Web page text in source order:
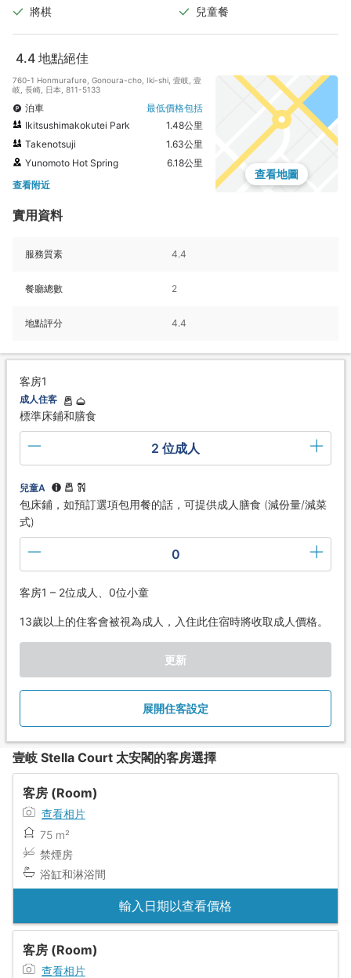
將棋
兒童餐
4.4 地點絕佳
760-1 Honmurafure, Gonoura-cho, Iki-shi, 壹岐, 壹
岐, 長崎, 日本, 811-5133
泊車
最低價格包括
Ikitsushimakokutei Park
1.48公里
Takenotsuji
1.63公里
Yunomoto Hot Spring
6.18公里
查看附近
查看地圖
實用資料
服務質素 4.4
餐廳總數 2
地點評分 4.4
客房1
成人住客
標準床鋪和膳食
2 位成人
兒童A
包床鋪，如預訂選項包用餐的話，可提供成人膳食 (減份量/減菜
式)
0
客房1 – 2位成人、0位小童
13歲以上的住客會被視為成人，入住此住宿時將收取成人價格。
更新
展開住客設定
壹岐 Stella Court 太安閣的客房選擇
客房 (Room)
查看相片
75 m²
禁煙房
浴缸和淋浴間
輸入日期以查看價格
客房 (Room)
查看相片